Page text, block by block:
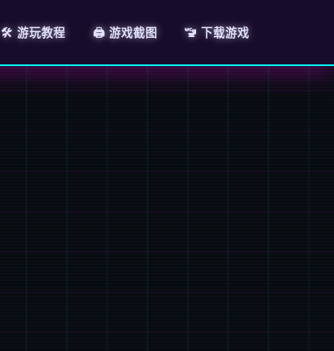
🛠️ 游玩教程 🖨️ 游戏截图 🚾 下载游戏